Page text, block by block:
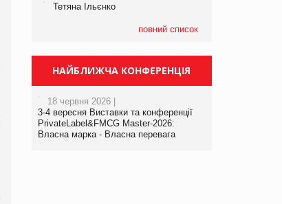
Тетяна Ільєнко
повний список
НАЙБЛИЖЧА КОНФЕРЕНЦІЯ
18 червня 2026 |
3-4 вересня Виставки та конференції
PrivateLabel&FMCG Master-2026:
Власна марка - Власна перевага